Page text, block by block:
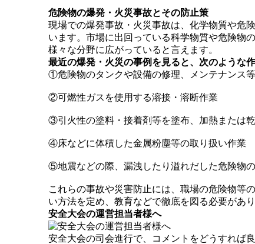
危険物の爆発・火災事故とその防止策
現場での爆発事故・火災事故は、化学物質や危
います。市場に出回っている科学物質や危険物
様々な分野に広がっていると言えます。
最近の爆発・火災の事例を見ると、次のような
①危険物のタンクや設備の修理、メンテナンス
②可燃性ガスを使用する溶接・溶断作業
③引火性の塗料・接着剤等を塗布、加熱または
④床などに体積した金属粉塵等の取り扱い作業
⑤地震などの際、漏洩したり溢れだした危険物
これらの事故や災害防止には、職場の危険物等
い方法を定め、教育などで徹底を図る必要があり
安全大会の運営担当者様へ
安全大会の司会進行で、コメントをどうすれば